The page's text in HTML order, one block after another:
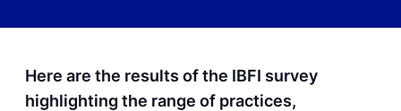
Here are the results of the IBFI survey
highlighting the range of practices,